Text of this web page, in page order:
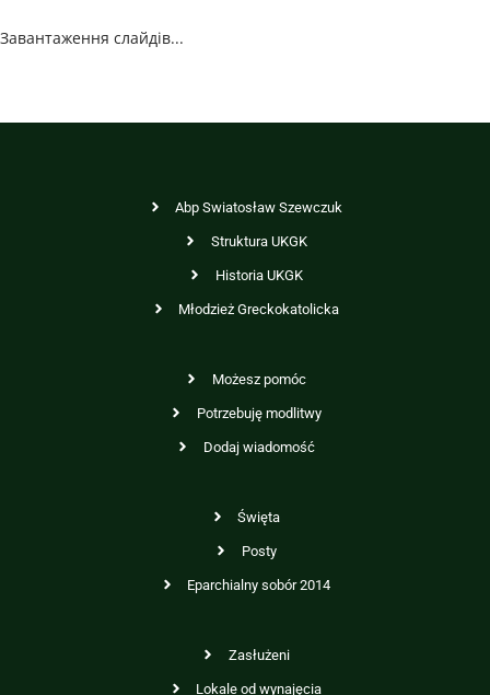
Завантаження слайдів...
Abp Swiatosław Szewczuk
Struktura UKGK
Historia UKGK
Młodzież Greckokatolicka
Możesz pomóc
Potrzebuję modlitwy
Dodaj wiadomość
Święta
Posty
Eparchialny sobór 2014
Zasłużeni
Lokale od wynajęcia